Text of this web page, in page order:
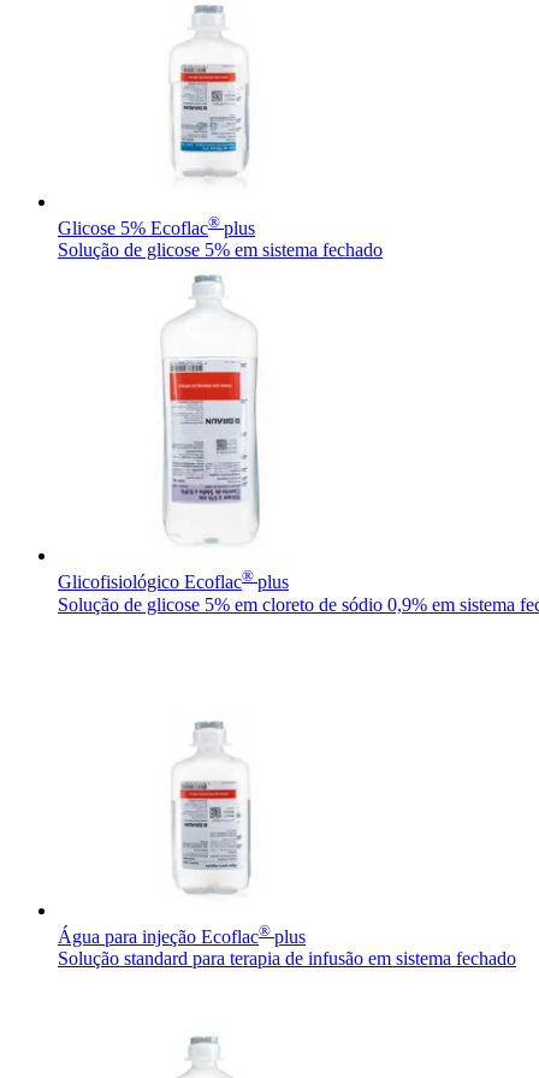
Catálogo de Produtos
Encontre o produto que está procurando. ​Visite o catálogo de
Programa Celebrar
Encontre uma vaga
Descubra suas oportunidades de ​carreira na B. Braun.
Innovation Hub
Glicose 5% Ecoflac® plus
Solução de glicose 5% em sistema fechado
Glicofisiológico Ecoflac® plus
Solução de glicose 5% em cloreto de sódio 0,9% em sistema
Água para injeção Ecoflac® plus
Solução standard para terapia de infusão em sistema fechado